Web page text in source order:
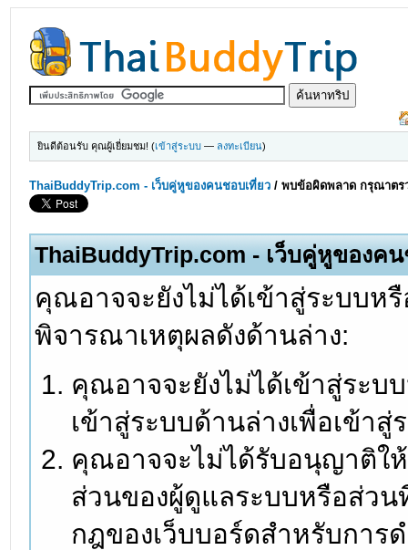
ยินดีต้อนรับ คุณผู้เยี่ยมชม! (เข้าสู่ระบบ — ลงทะเบียน)
ThaiBuddyTrip.com - เว็บคู่หูของคนชอบเที่ยว /พบข้อผิดพลาด กรุณาตร
ThaiBuddyTrip.com - เว็บคู่หูของค
คุณอาจจะยังไม่ได้เข้าสู่ระบบ
พิจารณาเหตุผลดังด้านล่าง:
คุณอาจจะยังไม่ได้เข้าสู่ระบ
เข้าสู่ระบบด้านล่างเพื่อเข้า
คุณอาจจะไม่ได้รับอนุญาติใ
ส่วนของผู้ดูแลระบบหรือส่ว
กฎของเว็บบอร์ดสำหรับการ